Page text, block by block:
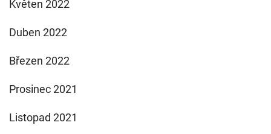
Květen 2022
Duben 2022
Březen 2022
Prosinec 2021
Listopad 2021